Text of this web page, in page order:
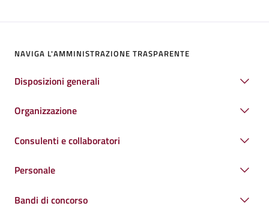
NAVIGA L'AMMINISTRAZIONE TRASPARENTE
Disposizioni generali
Organizzazione
Consulenti e collaboratori
Personale
Bandi di concorso